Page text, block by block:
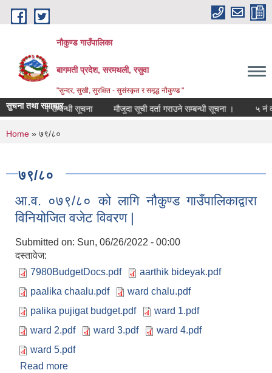
Skip to main content
नौकुण्ड गाउँपालिका
बागमती प्रदेश, सरमथली, रसुवा
"सुन्दर, सुखी, सुरक्षित - सुसंस्कृत र समृद्ध नौकुण्ड "
सुचना तथा समाचार
सञ्‍चालन सम्बन्धी सूचना मौजुदा सूची दर्ता गराउने सम्बन्धी सूचना । ५ नं
You are here
Home » ७९/८०
७९/८०
आ.व. ०७९/८० को लागि नौकुण्ड गाउँपालिकाद्वारा
विनियोजित वजेट विवरण |
Submitted on: Sun, 06/26/2022 - 00:00
दस्तावेज:
7980BudgetDocs.pdf
aarthik bideyak.pdf
paalika chaalu.pdf
ward chalu.pdf
palika pujigat budget.pdf
ward 1.pdf
ward 2.pdf
ward 3.pdf
ward 4.pdf
ward 5.pdf
Read more